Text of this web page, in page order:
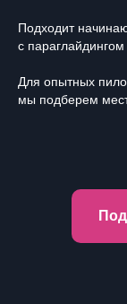
Подходит
с параглайдингом
Для опытных
мы подберем